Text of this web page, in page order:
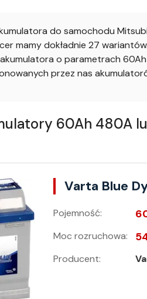
do samochodu
mamy dokładnie 27
akumulatora o parametrach
przez nas
60Ah 480A
Varta Blue
Pojemność:
Moc rozruchowa:
Producent: